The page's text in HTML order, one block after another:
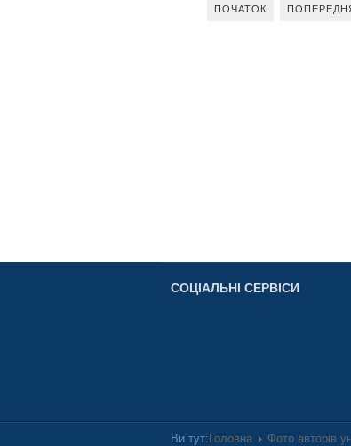
ПОЧАТОК
СОЦІАЛЬНІ СЕРВІСИ
Ви тут: Головна Фото авторів